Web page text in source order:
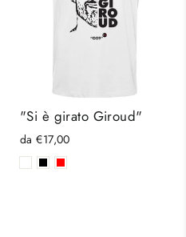
"Si è girato Giroud"
da €17,00